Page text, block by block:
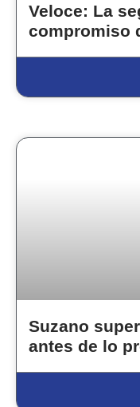
Veloce: La
compromiso
Suzano
antes de lo